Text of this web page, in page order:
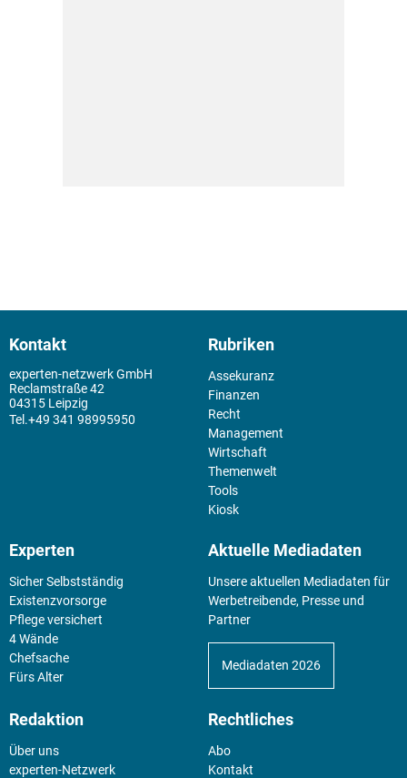
Kontakt
experten-netzwerk GmbH
Reclamstraße 42
04315 Leipzig
+49 341 98995950
Rubriken
Assekuranz
Finanzen
Recht
Management
Wirtschaft
Themenwelt
Tools
Kiosk
Experten
Sicher Selbstständig
Existenz­vorsorge
Pflege versichert
4 Wände
Chefsache
Fürs Alter
Aktuelle Mediadaten
Unsere aktuellen Mediadaten für
Werbetreibende, Presse und
Partner
Mediadaten 2026
Redaktion
Über uns
experten-Netzwerk
Rechtliches
Abo
Kontakt